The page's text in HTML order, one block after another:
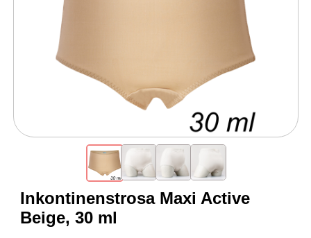
Inkontinenstrosa Maxi Active
Beige, 30 ml